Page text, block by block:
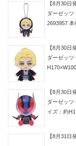
【8月30日
ダーゼッツ
2693957
【8月30日
ダーゼッツ
【8月30日
ダーゼッツ
イズ：約
【8月31日